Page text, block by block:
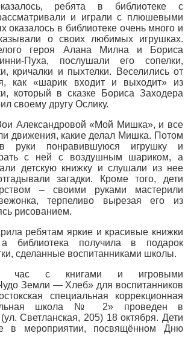
ребята в библиотеке с
и играли с плюшевыми
оказалось в библиотеке очень много и
о своих любимых игрушках.
героя Алана Милна и Бориса
Пуха, послушали его сопелки,
кричалки и пыхтелки. Веселились от
как «шарик входит и выходит» из
который в сказке Бориса Заходера
своему другу Ослику.
Александровой «Мой Мишка», и все
движения, какие делал Мишка. Потом
руки понравившуюся игрушку и
с ней с воздушным шариком, а
детскую книжку и слушали из нее
загадки. Кроме того, дети
– своими руками мастерили
терпеливо вырезая его из
рисованием.
ребятам яркие и красивые книжки
библиотека получила в подарок
сделанные воспитанниками школы.
час с книгами и игровыми
Земли — Хлеб» для воспитанников
специальная коррекционная
школа № 2» проведен в
Светланская, 205) 18 октября. Дети
в мероприятии, посвящённом Дню